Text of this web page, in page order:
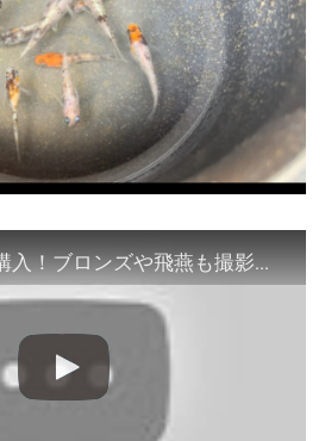
夢中メダカで紅凛購入！ブロンズや飛燕も撮影！横見でも見てみよう！【楽めだか】